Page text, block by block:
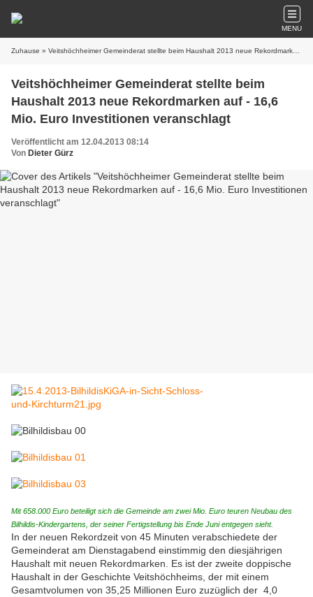
MENU
Zuhause » Veitshöchheimer Gemeinderat stellte beim Haushalt 2013 neue Rekordmarken auf - 16,6 Mio. Euro Investitionen veranschlagt
Veitshöchheimer Gemeinderat stellte beim
Haushalt 2013 neue Rekordmarken auf - 16,6
Mio. Euro Investitionen veranschlagt
Veröffentlicht am 12.04.2013 08:14
Von Dieter Gürz
Mit 658.000 Euro beteiligt sich die Gemeinde am zwei Mio. Euro teuren Neubau des
Bilhildis-Kindergartens, der seiner Fertigstellung bis Ende Juni entgegen sieht.
In der neuen Rekordzeit von 45 Minuten verabschiedete der
Gemeinderat am Dienstagabend einstimmig den diesjährigen
Haushalt mit neuen Rekordmarken. Es ist der zweite doppische
Haushalt in der Geschichte Veitshöchheims, der mit einem
Gesamtvolumen von 35,25 Millionen Euro zuzüglich der 4,0